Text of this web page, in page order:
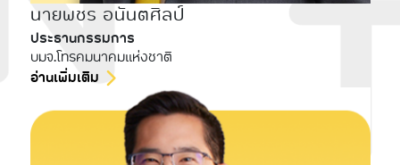
นายพชร อนันตศิลป์
ประธานกรรมการ
บมจ.โทรคมนาคมแห่งชาติ
อ่านเพิ่มเติม